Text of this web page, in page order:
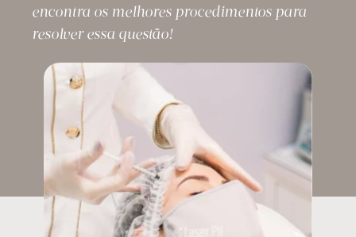
encontra os melhores procedimentos para
resolver essa questão!